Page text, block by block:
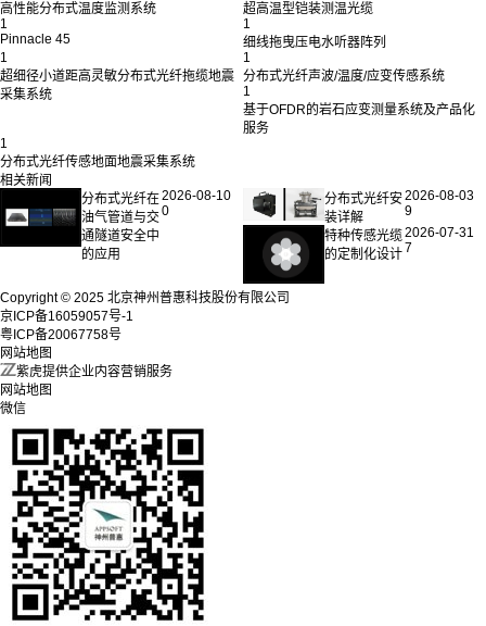
高性能分布式温度监测系统
超高温型铠装测温光缆
1
Pinnacle 45
1
细线拖曳压电水听器阵列
1
超细径小道距高灵敏分布式光纤拖缆地震
采集系统
1
分布式光纤声波/温度/应变传感系统
1
基于OFDR的岩石应变测量系统及产品化
服务
1
分布式光纤传感地面地震采集系统
相关新闻
分布式光纤在
油气管道与交
通隧道安全中
的应用
2026-08-10
0
分布式光纤安
装详解
2026-08-03
9
特种传感光缆
的定制化设计
2026-07-31
7
Copyright © 2025 北京神州普惠科技股份有限公司
京ICP备16059057号-1
粤ICP备20067758号
网站地图
紫虎提供企业内容营销服务
网站地图
微信